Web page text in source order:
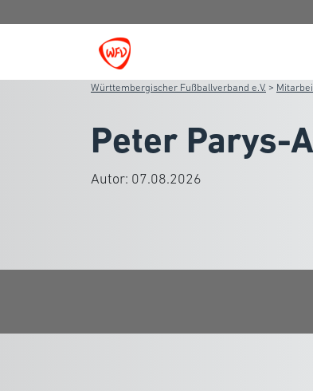
Württembergischer Fußballverband e.V. >
Peter Parys-
Autor: 07.08.2026